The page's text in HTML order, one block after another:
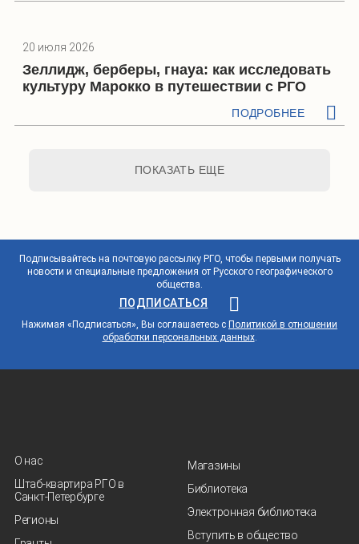
20 июля 2026
Зеллидж, берберы, гнауа: как исследовать
культуру Марокко в путешествии с РГО
ПОДРОБНЕЕ
ПОКАЗАТЬ ЕЩЕ
Подписывайтесь на почтовую рассылку РГО, чтобы первыми получать
новости и специальные предложения от Русского географического
общества.
ПОДПИСАТЬСЯ
Нажимая «Подписаться», Вы соглашаетесь с Политикой в отношении
обработки персональных данных.
О нас
Штаб-квартира РГО в
Санкт‑Петербурге
Регионы
Магазины
Библиотека
Электронная библиотека
Вступить в общество